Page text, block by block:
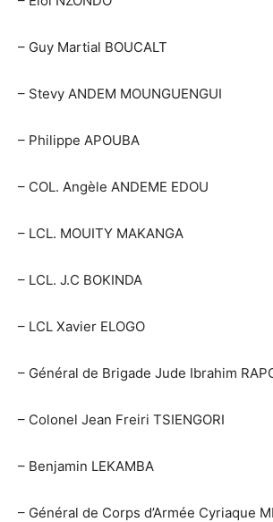
– Guy Martial BOUCALT
– Stevy ANDEM MOUNGUENGUI
– Philippe APOUBA
– COL. Angèle ANDEME EDOU
– LCL. MOUITY MAKANGA
– LCL. J.C BOKINDA
– LCL Xavier ELOGO
– Général de Brigade Jude Ibrahim
– Colonel Jean Freiri TSIENGORI
– Benjamin LEKAMBA
– Général de Corps d’Armée Cyriaque